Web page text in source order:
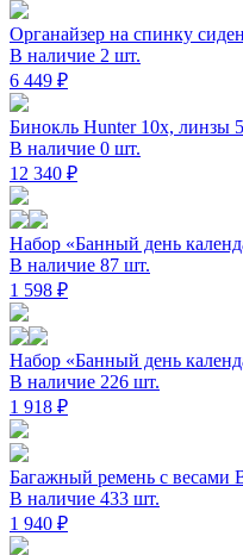
Органайзер на спинку
В наличие 2 шт.
6 449 ₽
Бинокль Hunter 10x, линзы
В наличие 0 шт.
12 340 ₽
Набор «Банный день
В наличие 87 шт.
1 598 ₽
Набор «Банный день
В наличие 226 шт.
1 918 ₽
Багажный ремень с весами
В наличие 433 шт.
1 940 ₽